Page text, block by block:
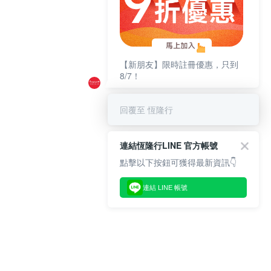
【新朋友】限時註冊優惠，只到
8/7！
回覆至 恆隆行
連結恆隆行LINE 官方帳號
點擊以下按鈕可獲得最新資訊👇
連結 LINE 帳號